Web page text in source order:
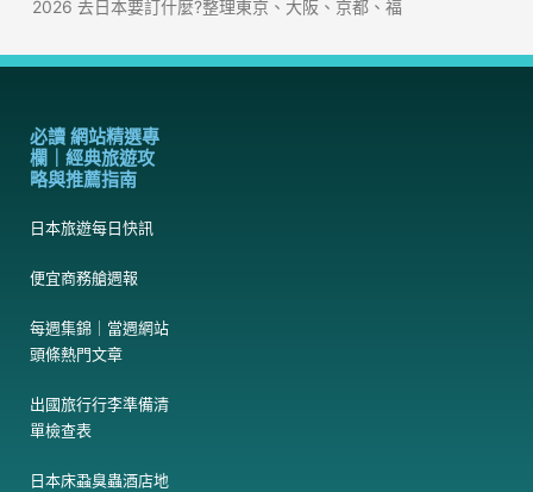
2026 去日本要訂什麼?整理東京、大阪、京都、福
必讀 網站精選專
欄｜經典旅遊攻
略與推薦指南
日本旅遊每日快訊
便宜商務艙週報
每週集錦｜當週網站
頭條熱門文章
出國旅行行李準備清
單檢查表
日本床蝨臭蟲酒店地